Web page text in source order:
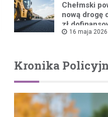
Chełmski
nową drogę
zł
16 maja 2026
Kronika